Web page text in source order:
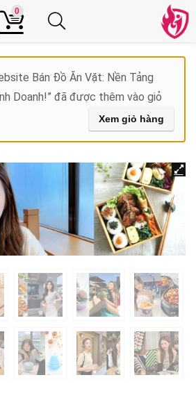
0
Bán Đồ Ăn Vặt: Nền Tảng
Doanh!” đã được thêm vào giỏ
Xem giỏ hàng